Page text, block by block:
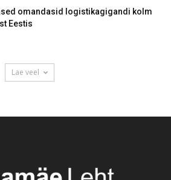
omandasid logistikagigandi kolm
Eestis
Lae veel